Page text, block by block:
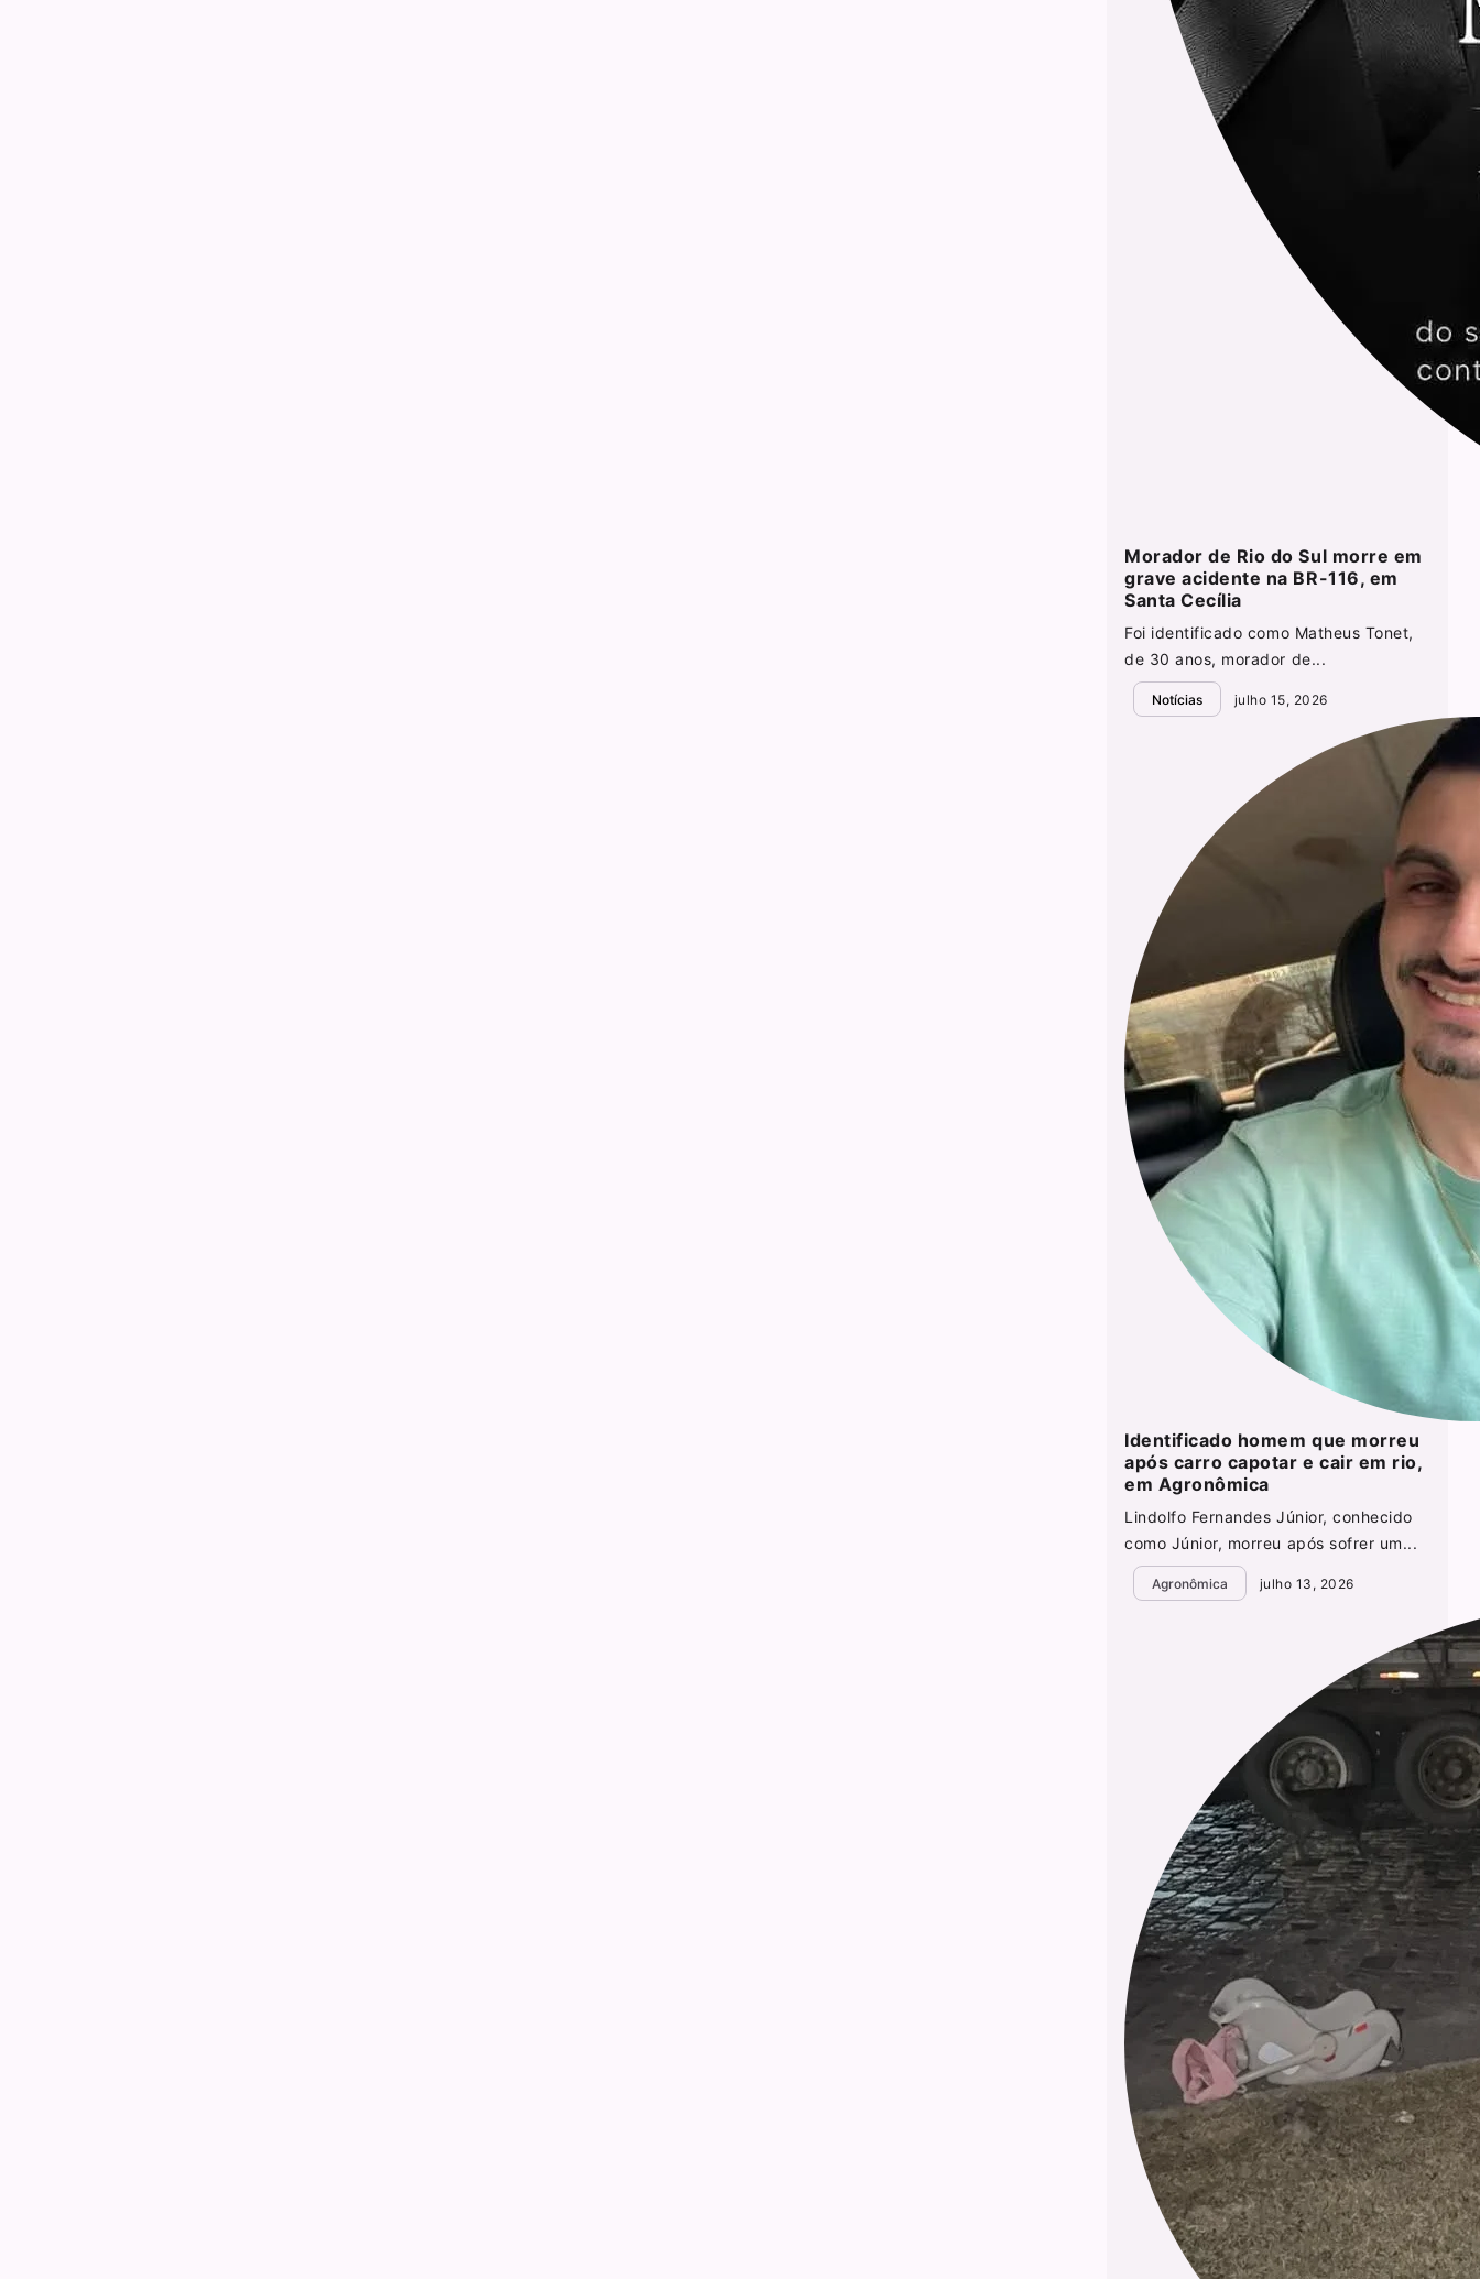
Morador de Rio do Sul morre em
grave acidente na BR-116, em
Santa Cecília
Foi identificado como Matheus Tonet,
de 30 anos, morador de...
Notícias julho 15, 2026
Identificado homem que morreu
após carro capotar e cair em rio,
em Agronômica
Lindolfo Fernandes Júnior, conhecido
como Júnior, morreu após sofrer um...
Agronômica julho 13, 2026